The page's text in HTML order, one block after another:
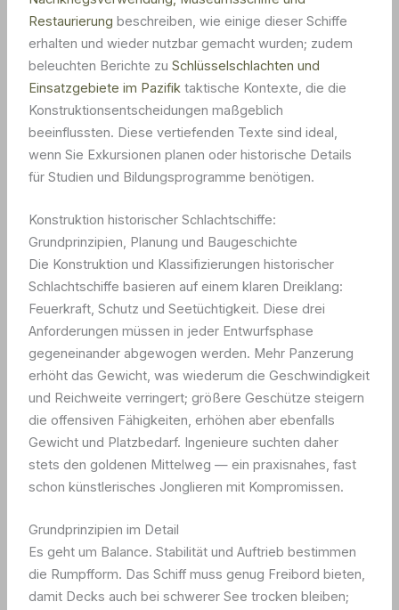
Restaurierung beschreiben, wie einige dieser Schiffe
erhalten und wieder nutzbar gemacht wurden; zudem
beleuchten Berichte zu Schlüsselschlachten und
Einsatzgebiete im Pazifiktaktische Kontexte, die die
Konstruktionsentscheidungen maßgeblich
beeinflussten. Diese vertiefenden Texte sind ideal,
wenn Sie Exkursionen planen oder historische Details
für Studien und Bildungsprogramme benötigen.
Konstruktion historischer Schlachtschiffe:
Grundprinzipien, Planung und Baugeschichte
Die Konstruktion und Klassifizierungen historischer
Schlachtschiffe basieren auf einem klaren Dreiklang:
Feuerkraft, Schutz und Seetüchtigkeit. Diese drei
Anforderungen müssen in jeder Entwurfsphase
gegeneinander abgewogen werden. Mehr Panzerung
erhöht das Gewicht, was wiederum die Geschwindigkeit
und Reichweite verringert; größere Geschütze steigern
die offensiven Fähigkeiten, erhöhen aber ebenfalls
Gewicht und Platzbedarf. Ingenieure suchten daher
stets den goldenen Mittelweg — ein praxisnahes, fast
schon künstlerisches Jonglieren mit Kompromissen.
Grundprinzipien im Detail
Es geht um Balance. Stabilität und Auftrieb bestimmen
die Rumpfform. Das Schiff muss genug Freibord bieten,
damit Decks auch bei schwerer See trocken bleiben;